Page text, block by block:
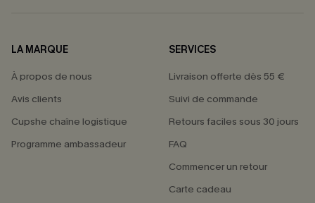
LA MARQUE
À propos de nous
Avis clients
Cupshe chaîne logistique
Programme ambassadeur
SERVICES
Livraison offerte dès 55 €
Suivi de commande
Retours faciles sous 30 jours
FAQ
Commencer un retour
Carte cadeau